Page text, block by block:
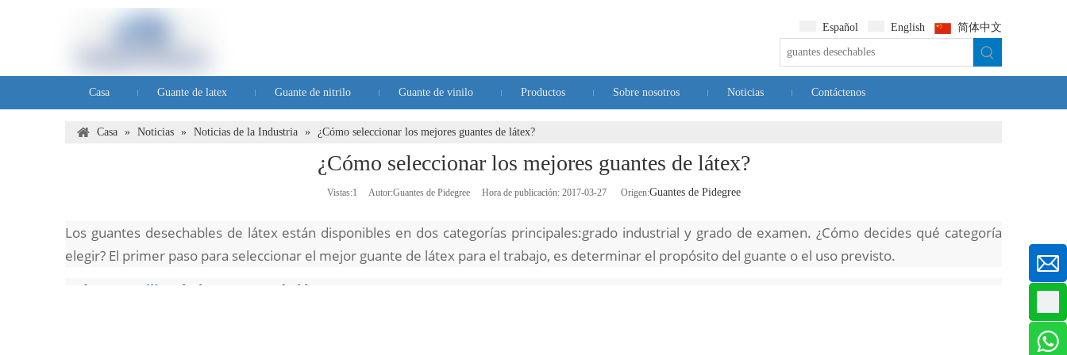
Español English 简体中文
Casa Guante de latex Guante de nitrilo Guante de vinilo Productos Sobre nosotros Noticias Contáctenos
Preguntas frecuentes
Casa » Noticias » Noticias de la Industria » ¿Cómo seleccionar los mejores guantes de látex?
¿Cómo seleccionar los mejores guantes de látex?
Vistas:1 Autor:Guantes de Pidegree Hora de publicación: 2017-03-27 Origen:Guantes de Pidegree
Los guantes desechables de látex están disponibles en dos categorías principales:grado industrial y grado de examen. ¿Cómo decides qué categoría
elegir? El primer paso para seleccionar el mejor guante de látex para el trabajo, es determinar el propósito del guante o el uso previsto.
¿Cómo se utilizarán los guantes de látex?